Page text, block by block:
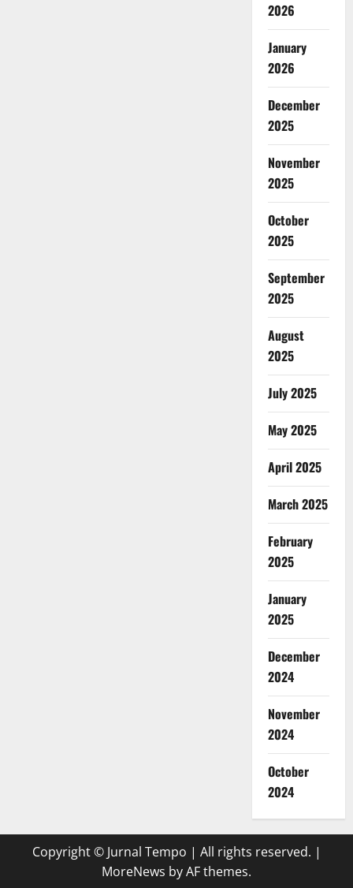
2026
January
2026
December
2025
November
2025
October
2025
September
2025
August
2025
July 2025
May 2025
April 2025
March 2025
February
2025
January
2025
December
2024
November
2024
October
2024
Copyright © Jurnal Tempo | All rights reserved. |
MoreNews by AF themes.